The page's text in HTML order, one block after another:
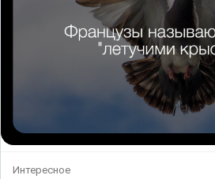
Интересное